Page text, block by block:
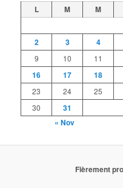
L M M
2
3 4
9
10 11
16 17 18
23
24 25
30
31
« Nov
Fièrement